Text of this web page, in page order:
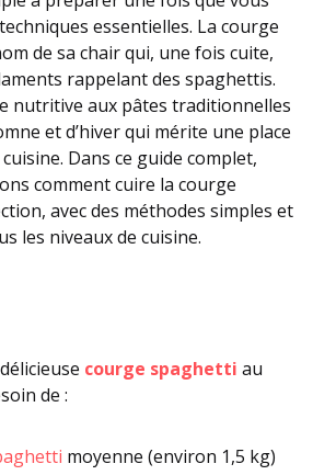
essentielles. La courge
de sa chair qui, une fois cuite,
rappelant des spaghettis.
nutritive aux pâtes traditionnelles
et d’hiver qui mérite une place
Dans ce guide complet,
comment cuire la courge
avec des méthodes simples et
les niveaux de cuisine.
courge spaghetti au
de :
moyenne (environ 1,5 kg)